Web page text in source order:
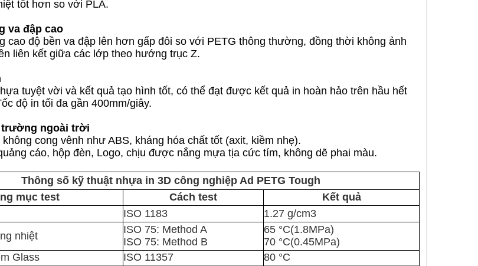
tốt hơn so với PLA.
va đập cao
cao độ bền va đập lên hơn gấp đôi so với PETG thông thường, đồng thời không ảnh
liên kết giữa các lớp theo hướng trục Z.
tuyệt vời và kết quả tạo hình tốt, có thể đạt được kết quả in hoàn hảo trên hầu hết
độ in tối đa gần 400mm/giây.
ngoài trời
cong vênh như ABS, kháng hóa chất tốt (axit, kiềm nhẹ).
cáo, hộp đèn, Logo, chịu được nắng mựa tịa cức tím, không dẽ phai màu.
Thông số kỹ thuật nhựa in 3D công nghiệp Ad PETG Tough
mục test
Cách test
Kết quả
ISO 1183
1.27 g/cm3
nhiệt
ISO 75: Method A
ISO 75: Method B
65 °C(1.8MPa)
70 °C(0.45MPa)
Glass
ISO 11357
80 °C